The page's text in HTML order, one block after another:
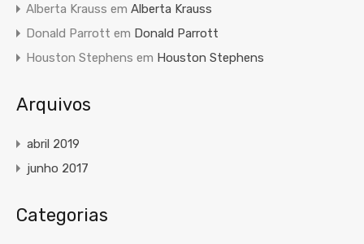
Alberta Krauss em Alberta Krauss
Donald Parrott em Donald Parrott
Houston Stephens em Houston Stephens
Arquivos
abril 2019
junho 2017
Categorias